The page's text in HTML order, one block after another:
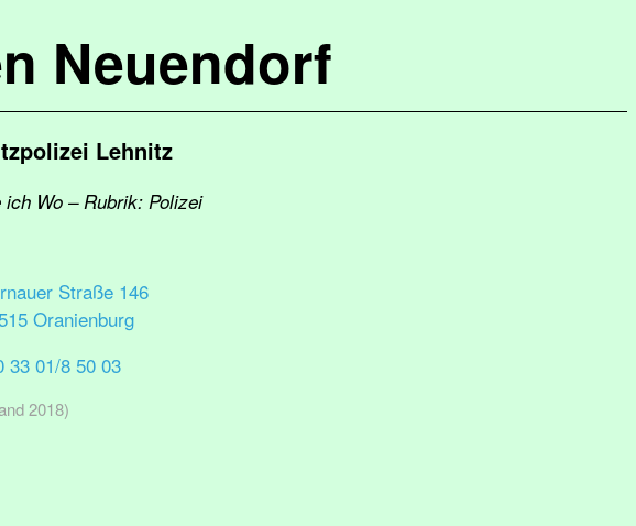
Neuendorf
Lehnitz
Wo – Rubrik: Polizei
Straße 146
Oranienburg
33 01/8 50 03
2018)